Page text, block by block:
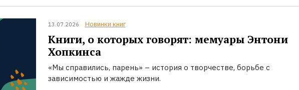
13.07.2026 Новинки книг
Книги, о которых говорят: мемуары Энтони
Хопкинса
«Мы справились, парень» – история о творчестве, борьбе с
зависимостью и жажде жизни.